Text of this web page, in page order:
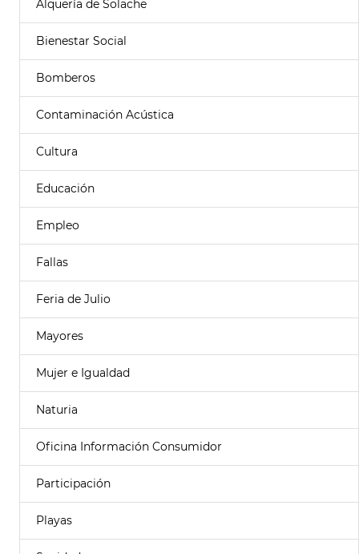
Alquería de Solache
Bienestar Social
Bomberos
Contaminación Acústica
Cultura
Educación
Empleo
Fallas
Feria de Julio
Mayores
Mujer e Igualdad
Naturia
Oficina Información Consumidor
Participación
Playas